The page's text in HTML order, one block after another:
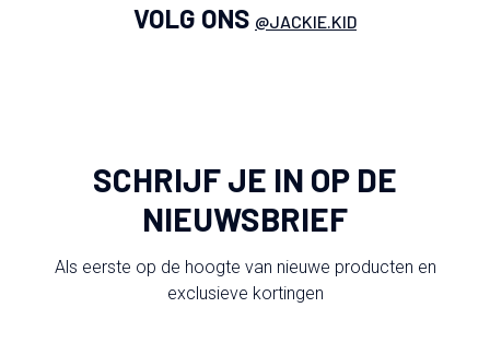
VOLG ONS @JACKIE.KID
SCHRIJF JE IN OP DE
NIEUWSBRIEF
Als eerste op de hoogte van nieuwe producten en
exclusieve kortingen